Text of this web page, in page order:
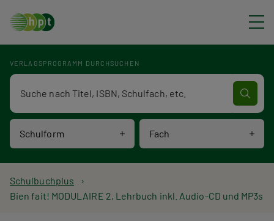
VERLAGSPROGRAMM DURCHSUCHEN
Schulform Fach
Verlagsprogramm Volltextsuche
P
Schulbuchplus
Bien fait! MODULAIRE 2, Lehrbuch inkl. Audio-CD und MP3s